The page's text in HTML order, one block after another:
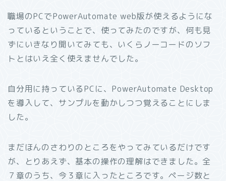
職場のPCでPowerAutomate web版が使えるようにな
っているということで、使ってみたのですが、何も見
ずにいきなり開いてみても、いくらノーコードのソフ
トとはいえ全く使えませんでした。
自分用に持っているPCに、PowerAutomate Desktop
を導入して、サンプルを動かしつつ覚えることにしま
した。
まだほんのさわりのところをやってみているだけです
が、とりあえず、基本の操作の理解はできました。全
７章のうち、今３章に入ったところです。ページ数と